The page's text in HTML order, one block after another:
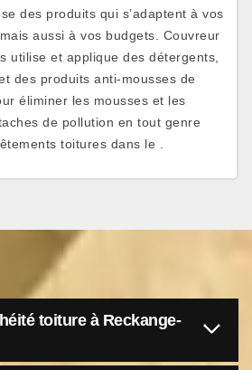
des produits qui s’adaptent à vos
aussi à vos budgets. Couvreur
utilise et applique des détergents,
des produits anti-mousses de
éliminer les mousses et les
de pollution en tout genre
toitures dans le .
toiture à Reckange-